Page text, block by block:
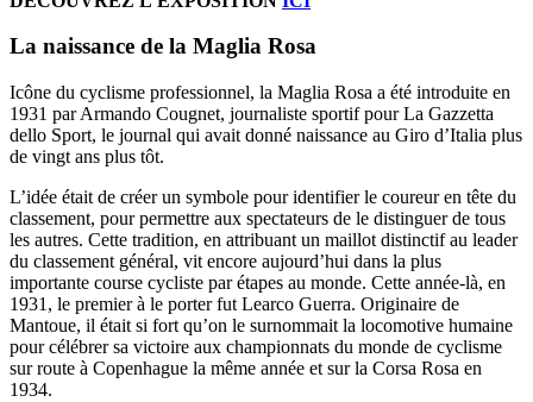
La naissance de la Maglia Rosa
Icône du cyclisme professionnel, la Maglia Rosa a été introduite en
1931 par Armando Cougnet, journaliste sportif pour La Gazzetta
dello Sport, le journal qui avait donné naissance au Giro d’Italia plus
de vingt ans plus tôt.
L’idée était de créer un symbole pour identifier le coureur en tête du
classement, pour permettre aux spectateurs de le distinguer de tous
les autres. Cette tradition, en attribuant un maillot distinctif au leader
du classement général, vit encore aujourd’hui dans la plus
importante course cycliste par étapes au monde. Cette année-là, en
1931, le premier à le porter fut Learco Guerra. Originaire de
Mantoue, il était si fort qu’on le surnommait la locomotive humaine
pour célébrer sa victoire aux championnats du monde de cyclisme
sur route à Copenhague la même année et sur la Corsa Rosa en
1934.